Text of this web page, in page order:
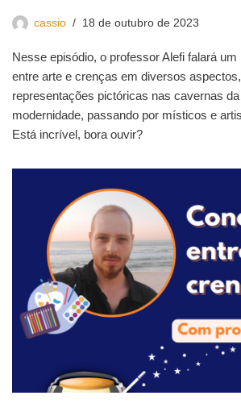
cassio 18 de outubro de 2023
Nesse episódio, o professor Alefi falará
entre arte e crenças em diversos
representações pictóricas nas cavernas
modernidade, passando por místicos e
Está incrível, bora ouvir?